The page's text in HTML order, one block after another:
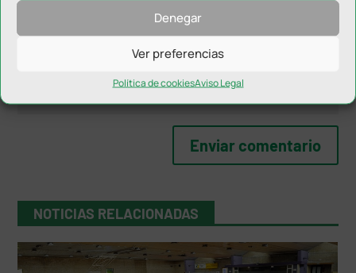
Denegar
Ver preferencias
Política de cookiesAviso Legal
NOTICIAS RELACIONADAS